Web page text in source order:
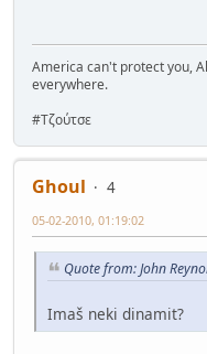
America can't protect you,
everywhere.
#Τζούτσε
Ghoul
4
05-02-2010, 01:19:02
Quote from: John
Imaš neki dinamit?